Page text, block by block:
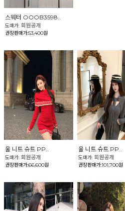
스웨터 OOOB3598..
도매가: 회원공개
권장판매가:53,400원
울 니트 슈트 PP..
도매가: 회원공개
권장판매가:66,600원
울 니트 슈트 PP..
도매가: 회원공개
권장판매가:101,700원